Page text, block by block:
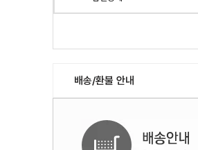
배송/환불 안내